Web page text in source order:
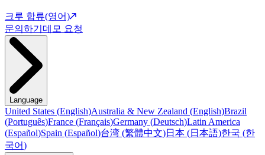
크루 합류(영어)
문의하기 데모 요청
Language
United States (English)Australia & New Zealand (English)Brazil
(Português)France (Français)Germany (Deutsch)Latin America
(Español)Spain (Español)台湾 (繁體中文)日本 (日本語)한국 (한
국어)